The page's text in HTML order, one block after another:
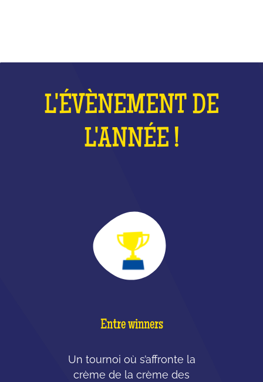
L'ÉVÈNEMENT DE
L'ANNÉE !
Entre winners
Un tournoi où s’affronte la
crème de la crème des